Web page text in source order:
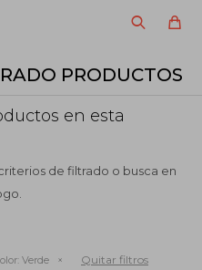
PRODUCTOS
en esta
de filtrado o busca en
Verde Quitar filtros